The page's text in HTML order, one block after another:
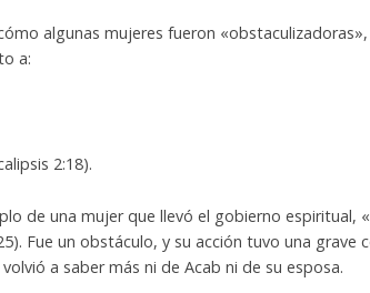
algunas mujeres fueron
a:
2:18).
de una mujer que llevó el gobierno espiritual,
Fue un obstáculo, y su acción tuvo una grave
a saber más ni de Acab ni de su esposa.